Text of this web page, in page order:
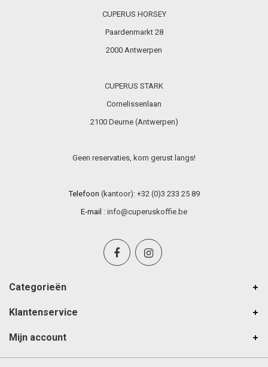
CUPERUS HORSEY
Paardenmarkt 28
2000 Antwerpen
CUPERUS STARK
Cornelissenlaan
2100 Deurne (Antwerpen)
Geen reservaties, kom gerust langs!
Telefoon (kantoor): +32 (0)3 233 25 89
E-mail : info@cuperuskoffie.be
Categorieën
Klantenservice
Mijn account